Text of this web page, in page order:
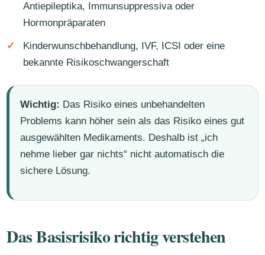
Antiepileptika, Immunsuppressiva oder
Hormonpräparaten
Kinderwunschbehandlung, IVF, ICSI oder eine
bekannte Risikoschwangerschaft
Wichtig: Das Risiko eines unbehandelten
Problems kann höher sein als das Risiko eines gut
ausgewählten Medikaments. Deshalb ist „ich
nehme lieber gar nichts“ nicht automatisch die
sichere Lösung.
Das Basisrisiko richtig verstehen